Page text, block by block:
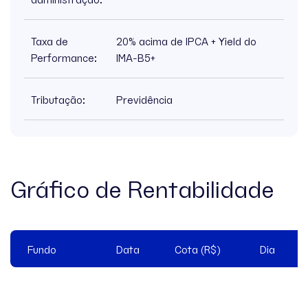
Taxa de
Performance:
20% acima de IPCA + Yield do
IMA-B5+
Tributação: Previdência
Gráfico de Rentabilidade
Fundo Data Cota (R$) Dia